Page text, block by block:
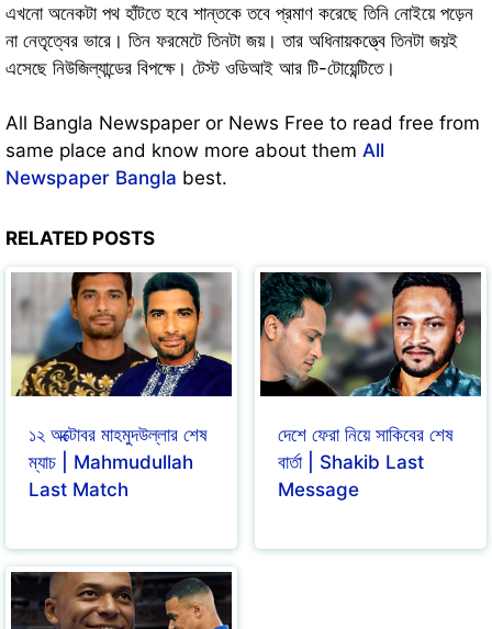
এখনো অনেকটা পথ হাঁটতে হবে শান্তকে তবে প্রমাণ করেছে তিনি নোইয়ে পড়েন
না নেতৃত্বের ভারে। তিন ফরমেটে তিনটা জয়। তার অধিনায়কত্ত্বে তিনটা জয়ই
এসেছে নিউজিল্যান্ডের বিপক্ষে। টেস্ট ওডিআই আর টি-টোয়েন্টিতে।
All Bangla Newspaper or News Free to read free from
same place and know more about them All
Newspaper Bangla best.
RELATED POSTS
১২ অক্টোবর মাহমুদউল্লার শেষ
ম্যাচ | Mahmudullah
Last Match
দেশে ফেরা নিয়ে সাকিবের শেষ
বার্তা | Shakib Last
Message